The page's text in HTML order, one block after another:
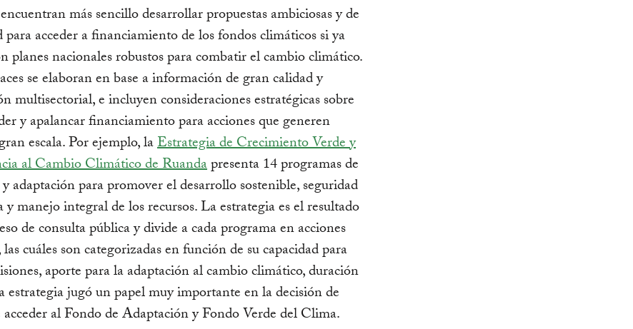
más sencillo desarrollar propuestas ambiciosas y de
para acceder a financiamiento de los fondos climáticos si ya
planes nacionales robustos para combatir el cambio climático.
se elaboran en base a información de gran calidad y
multisectorial, e incluyen consideraciones estratégicas sobre
y apalancar financiamiento para acciones que generen
escala. Por ejemplo, laEstrategia de Crecimiento Verde y
al Cambio Climático de Ruandapresenta 14 programas de
adaptación para promover el desarrollo sostenible, seguridad
manejo integral de los recursos. La estrategia es el resultado
de consulta pública y divide a cada programa en acciones
las cuáles son categorizadas en función de su capacidad para
aporte para la adaptación al cambio climático, duración
estrategia jugó un papel muy importante en la decisión de
al Fondo de Adaptación y Fondo Verde del Clima.